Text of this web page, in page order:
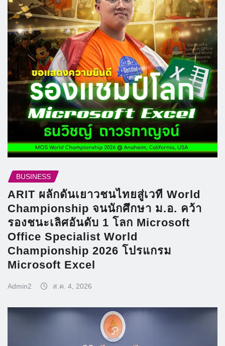
BUSINESS
ARIT ผลักดันเยาวชนไทยสู่เวที World
Championship จนนักศึกษา ม.อ. คว้า
รองชนะเลิศอันดับ 1 โลก Microsoft
Office Specialist World
Championship 2026 โปรแกรม
Microsoft Excel
Admin2 ส.ค. 4, 2026